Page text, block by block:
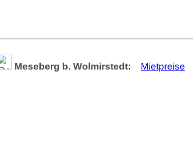
Meseberg b. Wolmirstedt: Mietpreise